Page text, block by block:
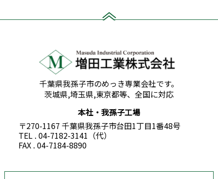
千葉県我孫子市のめっき専業会社です。
茨城県,埼玉県,東京都等、全国に対応
本社・我孫子工場
〒270-1167 千葉県我孫子市台田1丁目1番48号
TEL . 04-7182-3141（代）
FAX . 04-7184-8890